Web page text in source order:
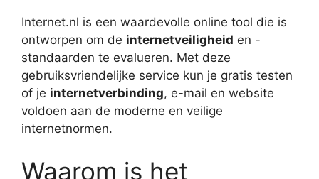
Internet.nl is een waardevolle online tool die is
ontworpen om de internetveiligheid en -
standaarden te evalueren. Met deze
gebruiksvriendelijke service kun je gratis testen
of je internetverbinding, e-mail en website
voldoen aan de moderne en veilige
internetnormen.
Waarom is het